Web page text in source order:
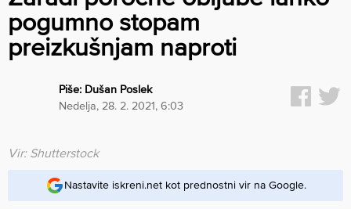
pogumno stopam
preizkušnjam naproti
Piše: Dušan Poslek
nedelja, 28. 2. 2021, 6:03
Vir: Shutterstock
Nastavite iskreni.net kot prednostni vir na Google.